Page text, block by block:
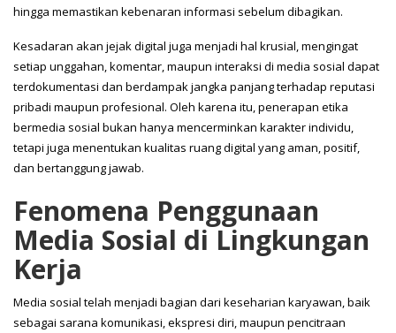
hingga memastikan kebenaran informasi sebelum dibagikan.
Kesadaran akan jejak digital juga menjadi hal krusial, mengingat
setiap unggahan, komentar, maupun interaksi di media sosial dapat
terdokumentasi dan berdampak jangka panjang terhadap reputasi
pribadi maupun profesional. Oleh karena itu, penerapan etika
bermedia sosial bukan hanya mencerminkan karakter individu,
tetapi juga menentukan kualitas ruang digital yang aman, positif,
dan bertanggung jawab.
Fenomena Penggunaan
Media Sosial di Lingkungan
Kerja
Media sosial telah menjadi bagian dari keseharian karyawan, baik
sebagai sarana komunikasi, ekspresi diri, maupun pencitraan